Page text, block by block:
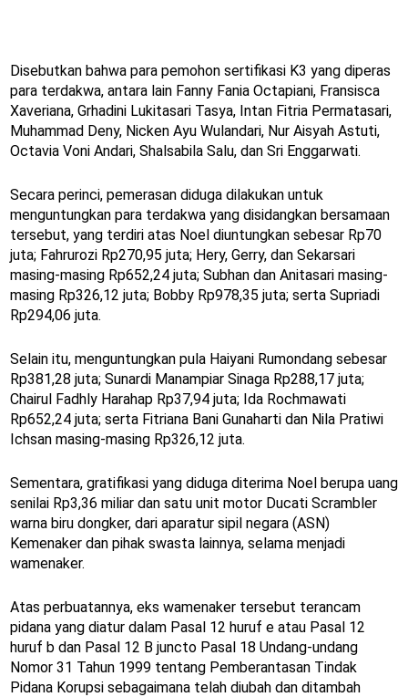
Disebutkan bahwa para pemohon sertifikasi K3 yang diperas
para terdakwa, antara lain Fanny Fania Octapiani, Fransisca
Xaveriana, Grhadini Lukitasari Tasya, Intan Fitria Permatasari,
Muhammad Deny, Nicken Ayu Wulandari, Nur Aisyah Astuti,
Octavia Voni Andari, Shalsabila Salu, dan Sri Enggarwati.
Secara perinci, pemerasan diduga dilakukan untuk
menguntungkan para terdakwa yang disidangkan bersamaan
tersebut, yang terdiri atas Noel diuntungkan sebesar Rp70
juta; Fahrurozi Rp270,95 juta; Hery, Gerry, dan Sekarsari
masing-masing Rp652,24 juta; Subhan dan Anitasari masing-
masing Rp326,12 juta; Bobby Rp978,35 juta; serta Supriadi
Rp294,06 juta.
Selain itu, menguntungkan pula Haiyani Rumondang sebesar
Rp381,28 juta; Sunardi Manampiar Sinaga Rp288,17 juta;
Chairul Fadhly Harahap Rp37,94 juta; Ida Rochmawati
Rp652,24 juta; serta Fitriana Bani Gunaharti dan Nila Pratiwi
Ichsan masing-masing Rp326,12 juta.
Sementara, gratifikasi yang diduga diterima Noel berupa uang
senilai Rp3,36 miliar dan satu unit motor Ducati Scrambler
warna biru dongker, dari aparatur sipil negara (ASN)
Kemenaker dan pihak swasta lainnya, selama menjadi
wamenaker.
Atas perbuatannya, eks wamenaker tersebut terancam
pidana yang diatur dalam Pasal 12 huruf e atau Pasal 12
huruf b dan Pasal 12 B juncto Pasal 18 Undang-undang
Nomor 31 Tahun 1999 tentang Pemberantasan Tindak
Pidana Korupsi sebagaimana telah diubah dan ditambah